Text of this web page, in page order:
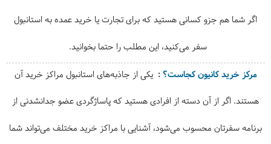
اگر شما هم جزو کسانی هستید که برای تجارت یا خرید عمده به استانبول
سفر می‌کنید، این مطلب را حتما بخوانید.
مرکز خرید کانیون کجاست؟ یکی از جاذبه‌های استانبول مراکز خرید آن
هستند. اگر از آن دسته از افرادی هستید که پاساژگردی عضو جدانشدنی از
برنامه سفرتان محسوب می‌شود، آشنایی با مراکز خرید مختلف می‌تواند شما